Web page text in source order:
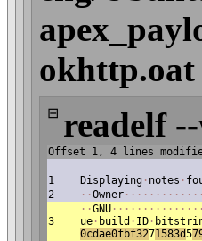
okhttp.oat
⊟ readelf
Offset 1, 4 lines
1 Displaying · notes ·
2
· ·Owner · · · · · · · · · · · · ·
3
· ·GNU · · · · · · · · · · · · · · ·
ue · build · ID ·
0cdae0fbf3271583d5